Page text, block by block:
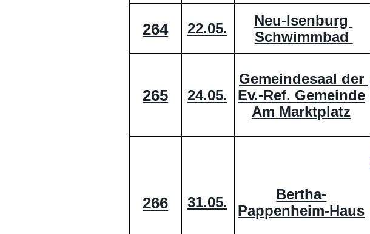
264 22.05.
Neu-Isenburg
Schwimmbad
265 24.05.
Gemeindesaal der
Ev.-Ref. Gemeinde
Am Marktplatz
266 31.05.
Bertha-
Pappenheim-Haus